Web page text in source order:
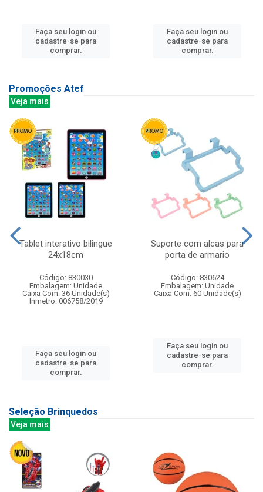
Faça seu login ou
cadastre-se para
comprar.
Faça seu login ou
cadastre-se para
comprar.
Promoções Atef
Veja mais
Tablet interativo bilingue
24x18cm
Código: 830030
Embalagem: Unidade
Caixa Com: 36 Unidade(s)
Inmetro: 006758/2019
Faça seu login ou
cadastre-se para
comprar.
Suporte com alcas para
porta de armario
Código: 830624
Embalagem: Unidade
Caixa Com: 60 Unidade(s)
Faça seu login ou
cadastre-se para
comprar.
Seleção Brinquedos
Veja mais